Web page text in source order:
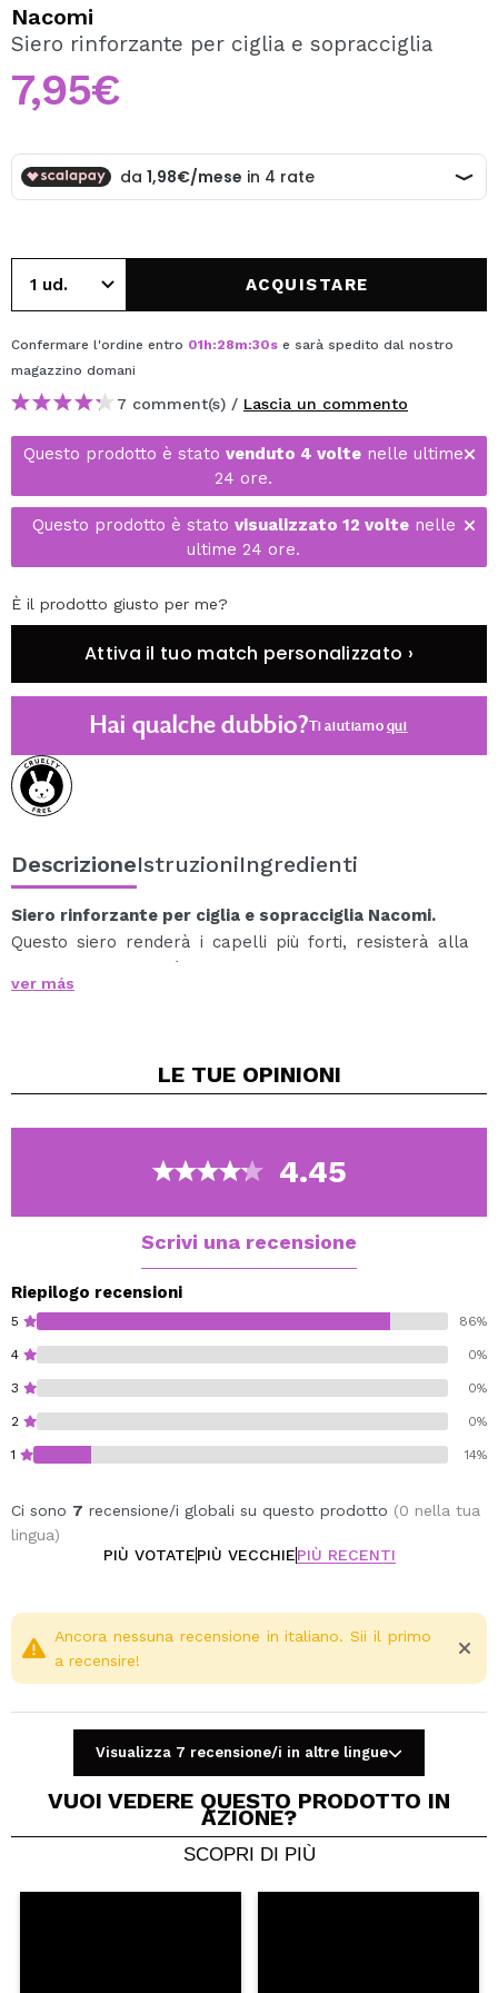
Creando un account su Maquibeauty.it potrai fare i tuoi
acquisti velocemente, controllare lo stato dei tuoi ordini e
consultare le tue operazioni precedenti.
CREARE UN ACCOUNT
Nacomi
Siero rinforzante per ciglia e sopracciglia
7,95€
ACQUISTARE
Confermare l'ordine entro 01h:28m:30s e sarà spedito dal nostro
magazzino domani
7 comment(s) / Lascia un commento
Questo prodotto è stato venduto 4 volte nelle ultime
24 ore.
Questo prodotto è stato visualizzato 12 voltenelle
ultime 24 ore.
È il prodotto giusto per me?
Attiva il tuo match personalizzato ›
Hai qualche dubbio?Ti aiutiamoqui
DescrizioneIstruzioniIngredienti
Siero rinforzante per ciglia e sopracciglia Nacomi.
Questo siero renderà i capelli più forti, resisterà alla
caduta e guadagnerà lunghezza.
La sua formula ispessisce le sopracciglia e le ciglia in
un pennello per sopracciglia e una fodera per ciglia.
ver más
LE TUE OPINIONI
4.45
Scrivi una recensione
Riepilogo recensioni
5 86%
4 0%
3 0%
2 0%
1 14%
Ci sono 7 recensione/i globali su questo prodotto (0 nella tua
lingua)
PIÙ VOTATEPIÙ VECCHIEPIÙ RECENTI
Condividi un video o una foto
Il tuo video potrebbe essere il primo. Immaginalo...
Ancora nessuna recensione in italiano. Sii il primo
a recensire!
Visualizza 7 recensione/i in altre lingue
VUOI VEDERE QUESTO PRODOTTO IN
AZIONE?
SCOPRI DI PIÙ